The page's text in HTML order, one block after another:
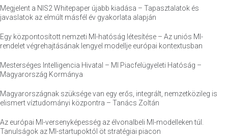
Megjelent a NIS2 Whitepaper újabb kiadása – Tapasztalatok és
javaslatok az elmúlt másfél év gyakorlata alapján
Egy központosított nemzeti MI-hatóság létesítése – Az uniós MI-
rendelet végrehajtásának lengyel modellje európai kontextusban
Mesterséges Intelligencia Hivatal – MI Piacfelügyeleti Hatóság –
Magyarország Kormánya
Magyarországnak szüksége van egy erős, integrált, nemzetközileg is
elismert víztudományi központra – Tanács Zoltán
Az európai MI-versenyképesség az élvonalbeli MI-modelleken túl.
Tanulságok az MI-startupoktól öt stratégiai piacon